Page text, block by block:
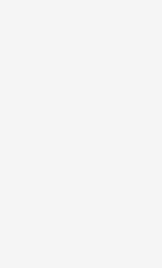
ー等に関連するご案
者への提供は致しま
場合、人の生命、身
めに必要であって、
とが困難な場合、ご
情報の利用・提供を